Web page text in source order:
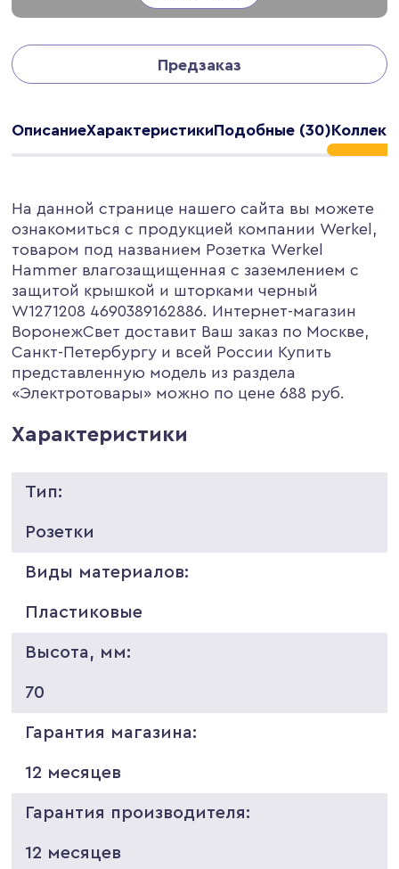
Предзаказ
ОписаниеХарактеристикиПодобные (30)
На данной странице нашего сайта вы можете
ознакомиться с продукцией компании Werkel,
товаром под названием Розетка Werkel
Hammer влагозащищенная с заземлением с
защитой крышкой и шторками черный
W1271208 4690389162886. Интернет-магазин
ВоронежСвет доставит Ваш заказ по Москве,
Санкт-Петербургу и всей России Купить
представленную модель из раздела
«Электротовары» можно по цене 688 руб.
Характеристики
Тип:
Розетки
Виды материалов:
Пластиковые
Высота, мм:
70
Гарантия магазина:
12 месяцев
Гарантия производителя:
12 месяцев